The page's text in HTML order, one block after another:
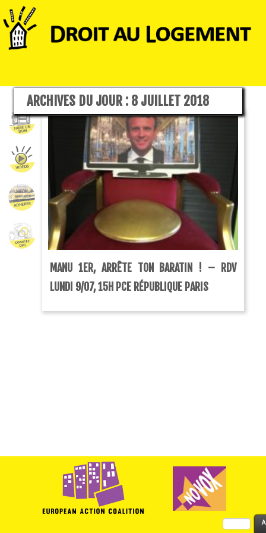
ARCHIVES DU JOUR : 8 JUILLET 2018
MANU 1ER, ARRÊTE TON BARATIN ! – RDV
LUNDI 9/07, 15H PCE RÉPUBLIQUE PARIS
Rechercher :